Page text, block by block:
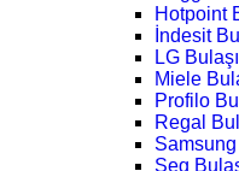
Hotpoint
İndesit
LG
Miele
Profilo
Regal
Seg